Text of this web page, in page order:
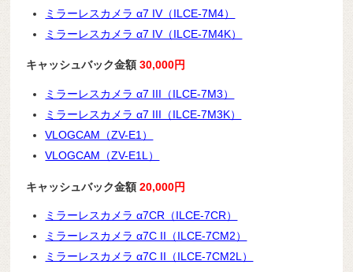
ミラーレスカメラ α7 IV（ILCE-7M4）
ミラーレスカメラ α7 IV（ILCE-7M4K）
キャッシュバック金額30,000円
ミラーレスカメラ α7 III（ILCE-7M3）
ミラーレスカメラ α7 III（ILCE-7M3K）
VLOGCAM（ZV-E1）
VLOGCAM（ZV-E1L）
キャッシュバック金額20,000円
ミラーレスカメラ α7CR（ILCE-7CR）
ミラーレスカメラ α7C II（ILCE-7CM2）
ミラーレスカメラ α7C II（ILCE-7CM2L）